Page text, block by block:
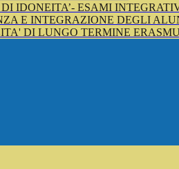
IDONEITA’- ESAMI
E INTEGRAZIONE DEGLI
DI LUNGO TERMINE